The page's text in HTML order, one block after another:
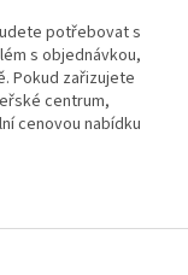
potřebovat s
s objednávkou,
Pokud zařizujete
centrum,
cenovou nabídku